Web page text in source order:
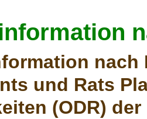
nach
und Rats
(ODR)